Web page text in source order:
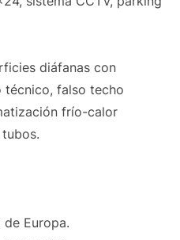
diáfanas con
técnico, falso techo
frío-calor
Europa.